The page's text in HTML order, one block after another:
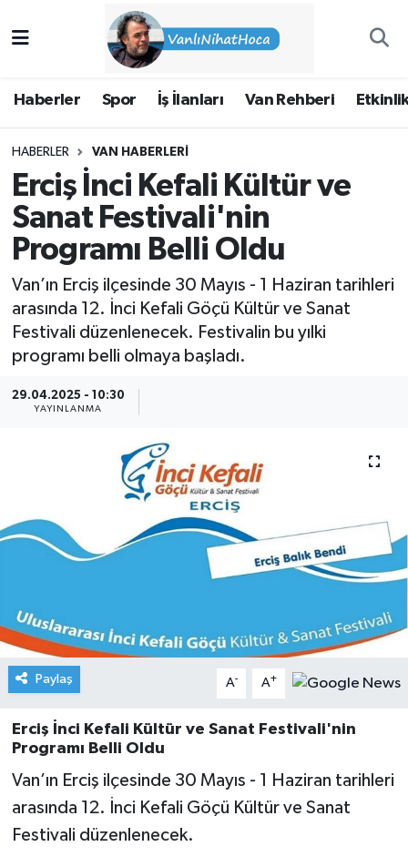
Haberler Spor İş İlanları Van Rehberi
HABERLER VAN HABERLERI
Erciş İnci Kefali Kültür ve
Sanat Festivali'nin
Programı Belli Oldu
Van’ın Erciş ilçesinde 30 Mayıs - 1 Haziran tarihleri
arasında 12. İnci Kefali Göçü Kültür ve Sanat
Festivali düzenlenecek. Festivalin bu yılki
programı belli olmaya başladı.
29.04.2025 - 10:30
YAYINLANMA
Paylaş A- A+
Erciş İnci Kefali Kültür ve Sanat Festivali'nin
Programı Belli Oldu
Van’ın Erciş ilçesinde 30 Mayıs - 1 Haziran tarihleri
arasında 12. İnci Kefali Göçü Kültür ve Sanat
Festivali düzenlenecek.
Van Rehberi
Etkinlikler
Köşe Yazıları
Hakkımda
İpekyolu Nöbetçi Eczaneler
Süper Lig Puan Durumu ve Fikstür
Tüm Manşetler
Son Dakika Haberleri
Haber Arşivi